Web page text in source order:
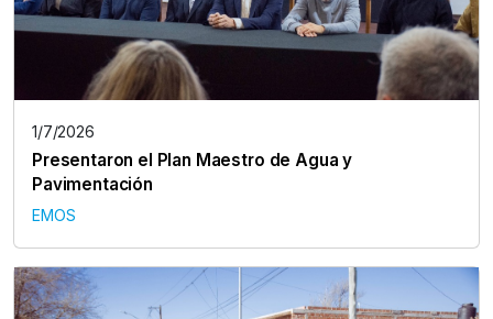
1/7/2026
Presentaron el Plan Maestro de Agua y
Pavimentación
EMOS